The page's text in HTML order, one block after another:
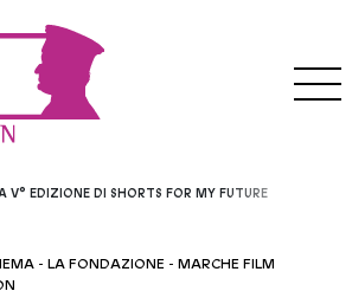
V° EDIZIONE DI SHORTS FOR MY FUTURE
- LA FONDAZIONE - MARCHE FILM